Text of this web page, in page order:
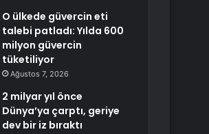
O ülkede güvercin eti
talebi patladı: Yılda 600
milyon güvercin
tüketiliyor
Ağustos 7, 2026
2 milyar yıl önce
Dünya’ya çarptı, geriye
dev bir iz bıraktı